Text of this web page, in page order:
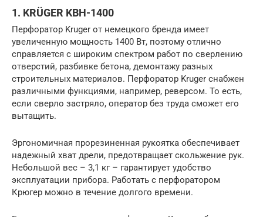
1. KRÜGER KBH-1400
Перфоратор Kruger от немецкого бренда имеет
увеличенную мощность 1400 Вт, поэтому отлично
справляется с широким спектром работ по сверлению
отверстий, разбивке бетона, демонтажу разных
строительных материалов. Перфоратор Kruger снабжен
различными функциями, например, реверсом. То есть,
если сверло застряло, оператор без труда сможет его
вытащить.
Эргономичная прорезиненная рукоятка обеспечивает
надежный хват дрели, предотвращает скольжение рук.
Небольшой вес – 3,1 кг – гарантирует удобство
эксплуатации прибора. Работать с перфоратором
Крюгер можно в течение долгого времени.